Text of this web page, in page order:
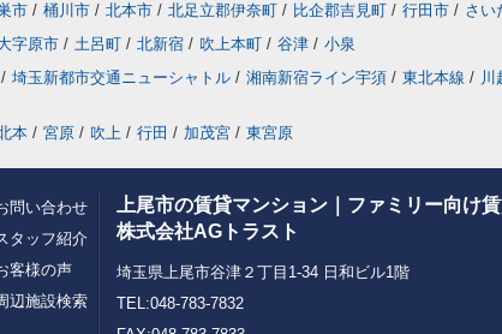
市 / 桶川市 / 北本市 / 北足立郡伊奈町 / 比企郡吉見町 / 行田市 / さい
字原市 / 土呂町 / 北新宿 / 吹上本町 / 谷津 / 小泉
/ 埼玉新都市交通ニューシャトル / 湘南新宿ライン宇須 / 東北本線 / 川
本 / 宮原 / 吹上 / 行田 / 加茂宮 / 東宮原
問い合わせ
タッフ紹介
客様の声
辺施設検索
上尾市の賃貸マンション｜ファミリー向け
株式会社AGトラスト
埼玉県上尾市谷津２丁目1-34 日和ビル1階
TEL:048-783-7832